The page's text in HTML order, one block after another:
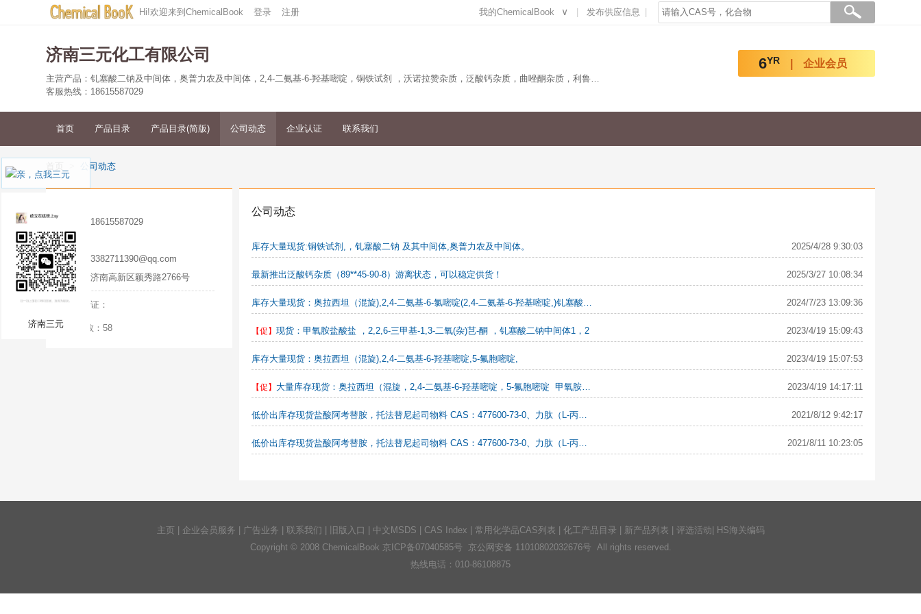
Hi!欢迎来到ChemicalBook 登录 注册 我的ChemicalBook ∨ 发布供应信息
济南三元化工有限公司
主营产品：钆塞酸二钠及中间体，奥普力农及中间体，2,4-二氨基-6-羟基嘧啶，铜铁试剂 ，沃诺拉赞杂质，泛酸钙杂质，曲唑酮杂质，利鲁唑杂质等
客服热线：18615587029
6YR 企业会员
首页 产品目录 产品目录(简版) 公司动态 企业认证 联系我们
公司动态
18615587029
电话：
邮箱： 3382711390@qq.com
地址： 济南高新区颖秀路2766号
企业认证：
CB指数：58
公司动态
库存大量现货:铜铁试剂,，钆塞酸二钠 及其中间体,奥普力农及中间体。 2025/4/28 9:30:03
最新推出泛酸钙杂质（89**45-90-8）游离状态，可以稳定供货！ 2025/3/27 10:08:34
库存大量现货：奥拉西坦（混旋),2,4-二氨基-6-氯嘧啶(2,4-二氨基-6-羟基嘧啶,)钆塞酸二钠 及其中间体,铜铁试剂,各类杂质定制 2024/7/23 13:09:36
现货：甲氧胺盐酸盐 ，2,2,6-三甲基-1,3-二氧(杂)芑-酮 ，钆塞酸二钠中间体1，2 2023/4/19 15:09:43
库存大量现货：奥拉西坦（混旋),2,4-二氨基-6-羟基嘧啶,5-氟胞嘧啶, 2023/4/19 15:07:53
大量库存现货：奥拉西坦（混旋，2,4-二氨基-6-羟基嘧啶，5-氟胞嘧啶 甲氧胺盐酸盐 ，2,2,6-三甲基-1,3-二氧(杂)芑-酮，钆塞酸二钠中间体 2023/4/19 14:17:11
低价出库存现货盐酸阿考替胺，托法替尼起司物料 CAS：477600-73-0、力肽（L-丙胺酰-L-谷酰胺）、依达拉奉、醋酸阿比特龙、甲磺酸伊马替尼-更多产品请咨询15688867518 2021/8/12 9:42:17
低价出库存现货盐酸阿考替胺，托法替尼起司物料 CAS：477600-73-0、力肽（L-丙胺酰-L-谷酰胺）、依达拉奉、醋酸阿比特龙、甲磺酸伊马替尼-更多产品请咨询15688867518 2021/8/11 10:23:05
三元
济南三元
主页 企业会员服务 广告业务 联系我们 旧版入口 中文MSDS CAS Index 常用化学品CAS列表 化工产品目录 新产品列表 评选活动
HS海关编码
Copyright © 2008 ChemicalBook 京ICP备07040585号 京公网安备 11010802032676号 All rights reserved.
热线电话：010-86108875